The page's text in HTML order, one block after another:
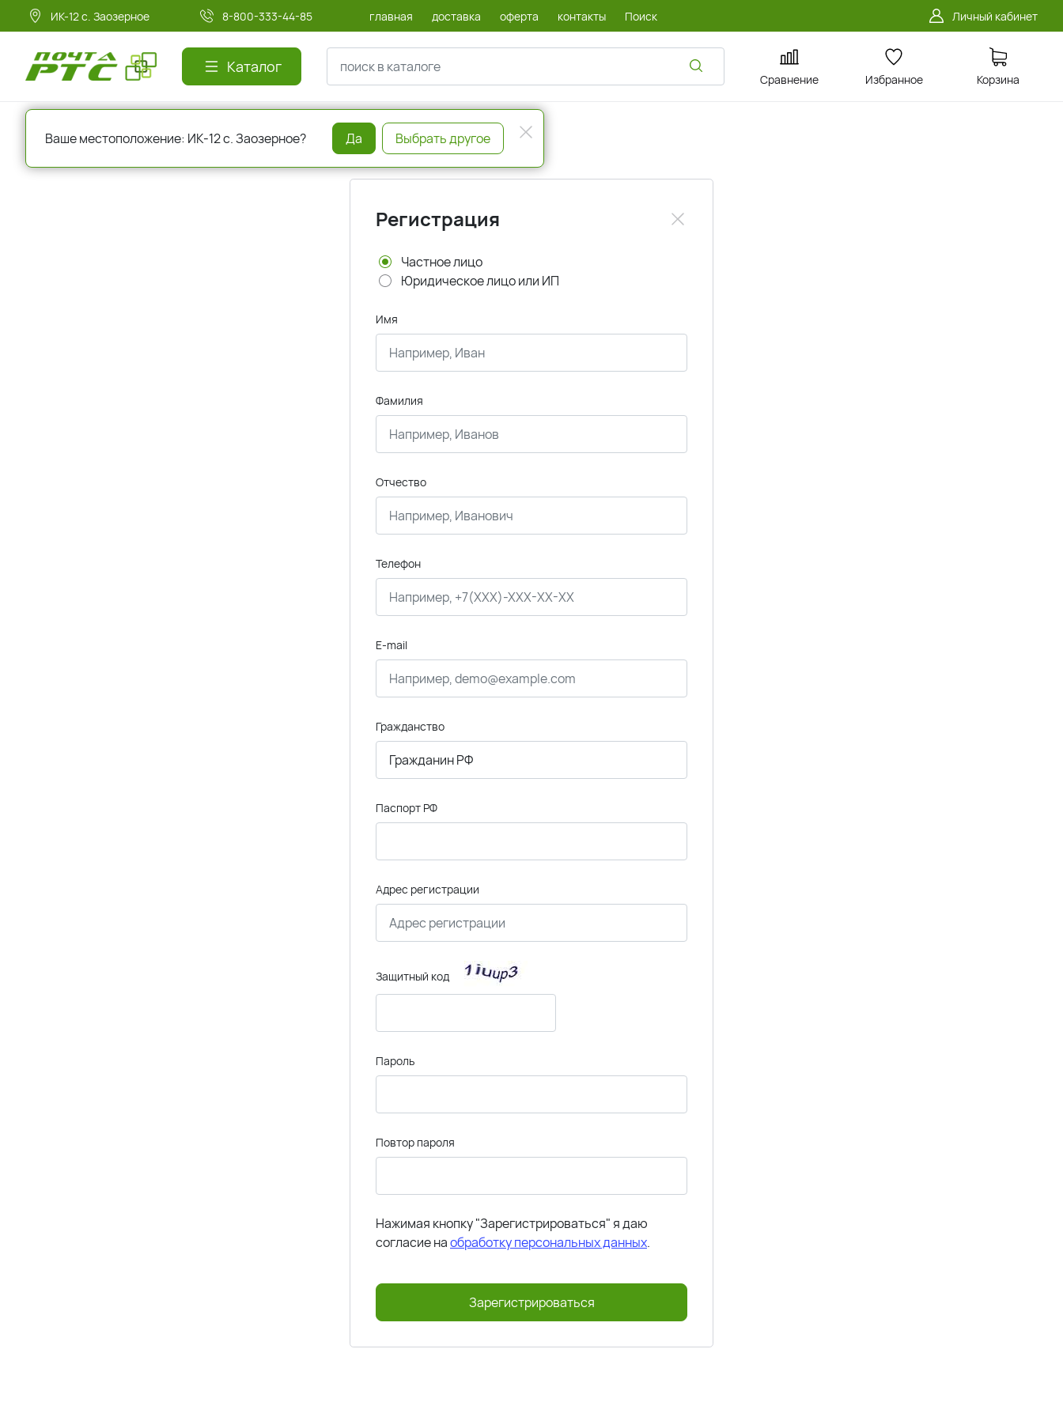
ИК-12 с. Заозерное 8-800-333-44-85 главная доставка оферта контакты Поиск Личный кабинет
Каталог
Сравнение Избранное Корзина
Регистрация
Частное лицо
Юридическое лицо или ИП
Имя
Фамилия
Отчество
Телефон
E-mail
Гражданство
Паспорт РФ
Адрес регистрации
Защитный код
Пароль
Повтор пароля
Нажимая кнопку "Зарегистрироваться" я даю
согласие наобработку персональных данных.
Зарегистрироваться
Ваше местоположение: ИК-12 с. Заозерное? Да Выбрать другое